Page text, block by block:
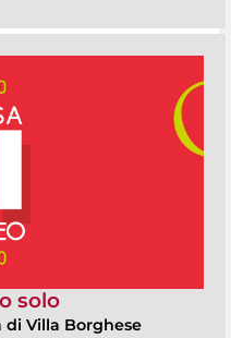
solo
di Villa Borghese